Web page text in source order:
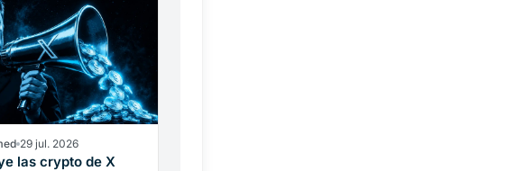
29 jul. 2026
las crypto de X